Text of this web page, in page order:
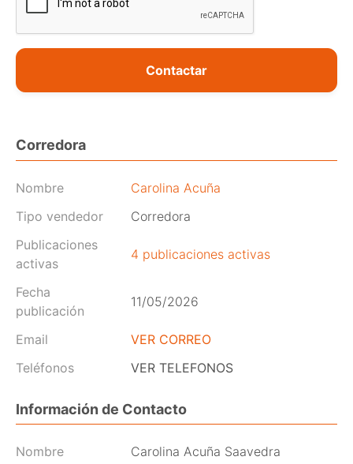
Contactar
Corredora
Nombre
Carolina Acuña
Tipo vendedor
Corredora
Publicaciones
activas
4 publicaciones activas
Fecha
publicación
11/05/2026
Email
VER CORREO
Teléfonos
VER TELEFONOS
Información de Contacto
Nombre
Carolina Acuña Saavedra